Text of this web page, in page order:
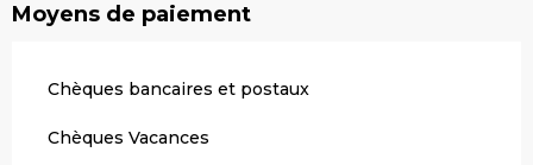
Moyens de paiement
Chèques bancaires et postaux
Chèques Vacances